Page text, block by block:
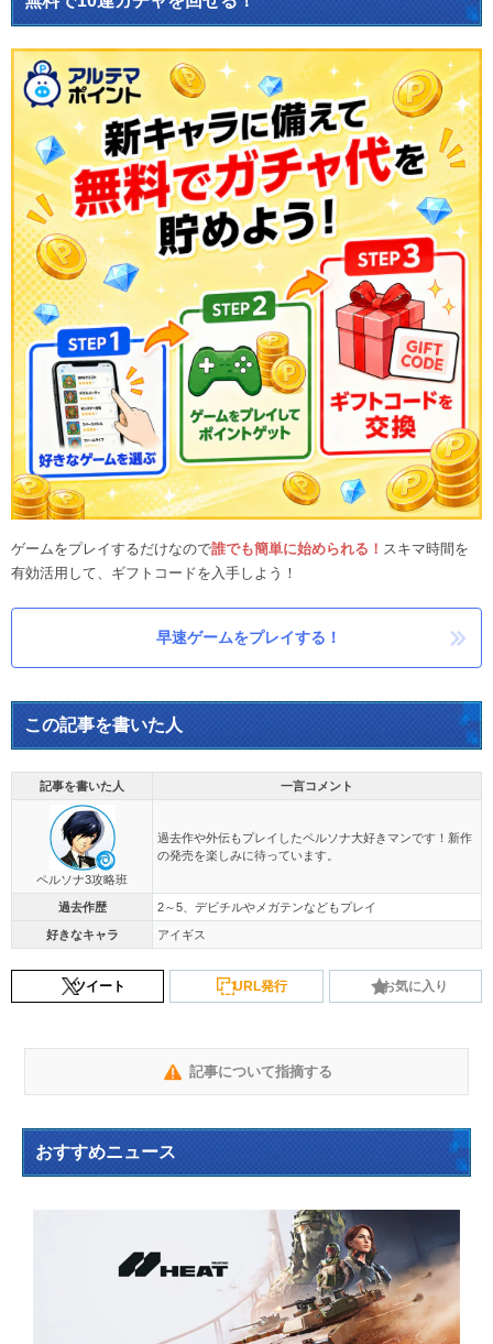
ゲームをプレイするだけなので誰でも簡単に始められる！ スキマ時間を
有効活用して、ギフトコードを入手しよう！
早速ゲームをプレイする！
この記事を書いた人
記事を書いた人 一言コメント
ペルソナ3攻略班
過去作や外伝もプレイしたペルソナ大好きマンです！新作
の発売を楽しみに待っています。
過去作歴 2～5、デビチルやメガテンなどもプレイ
好きなキャラ アイギス
ツイート URL発行 お気に入り
記事について指摘する
おすすめニュース